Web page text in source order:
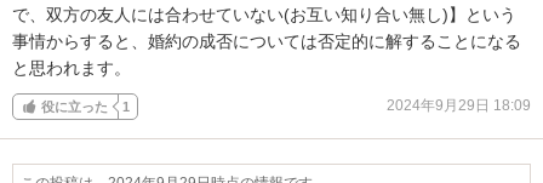
で、双方の友人には合わせていない(お互い知り合い無し)】という
事情からすると、婚約の成否については否定的に解することになる
と思われます。
役に立った 1 2024年9月29日 18:09